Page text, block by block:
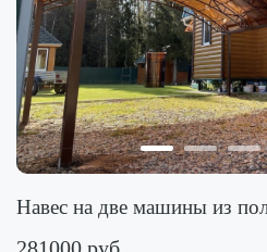
Навес на две машины из